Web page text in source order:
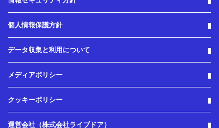
個人情報保護方針
データ収集と利用について
メディアポリシー
クッキーポリシー
運営会社（株式会社ライブドア）